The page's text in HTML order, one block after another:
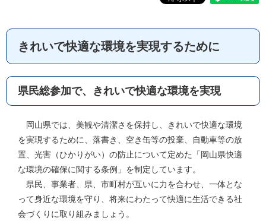
きれいで快適な環境を実現するために
県民総参加で、きれいで快適な環境を実現
岡山県では、美観や清潔さを保持し、きれいで快適な環境
を実現するために、落書き、空き缶等の投棄、自動車等の放
置、光害（ひかりがい）の防止について定めた「岡山県快適
な環境の確保に関する条例」を制定しています。
県民、事業者、県、市町村が互いに力を合わせ、一体とな
って身近な環境を守り、将来にわたって快適に生活できる社
会づくりに取り組みましょう。